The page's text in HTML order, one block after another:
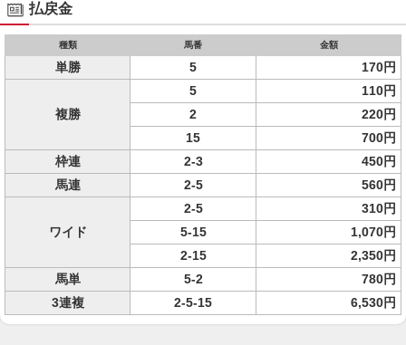
払戻金
種類 馬番 金額
単勝 5 170円
複勝
5
110円
2
220円
15
700円
枠連
2-3
450円
馬連
2-5 560円
ワイド
2-5
310円
5-15
1,070円
2-15
2,350円
馬単
5-2
780円
3連複
2-5-15 6,530円